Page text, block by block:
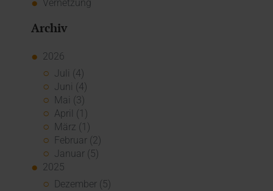
Vernetzung
Archiv
2026
Juli (4)
Juni (4)
Mai (3)
April (1)
März (1)
Februar (2)
Januar (5)
2025
Dezember (5)